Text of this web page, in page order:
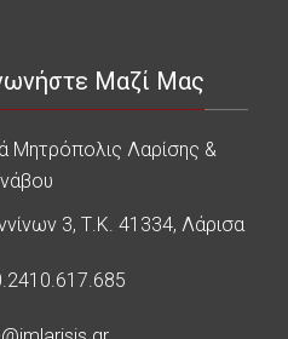
Μαζί Μας
Μητρόπολις Λαρίσης &
3, Τ.Κ. 41334, Λάρισα